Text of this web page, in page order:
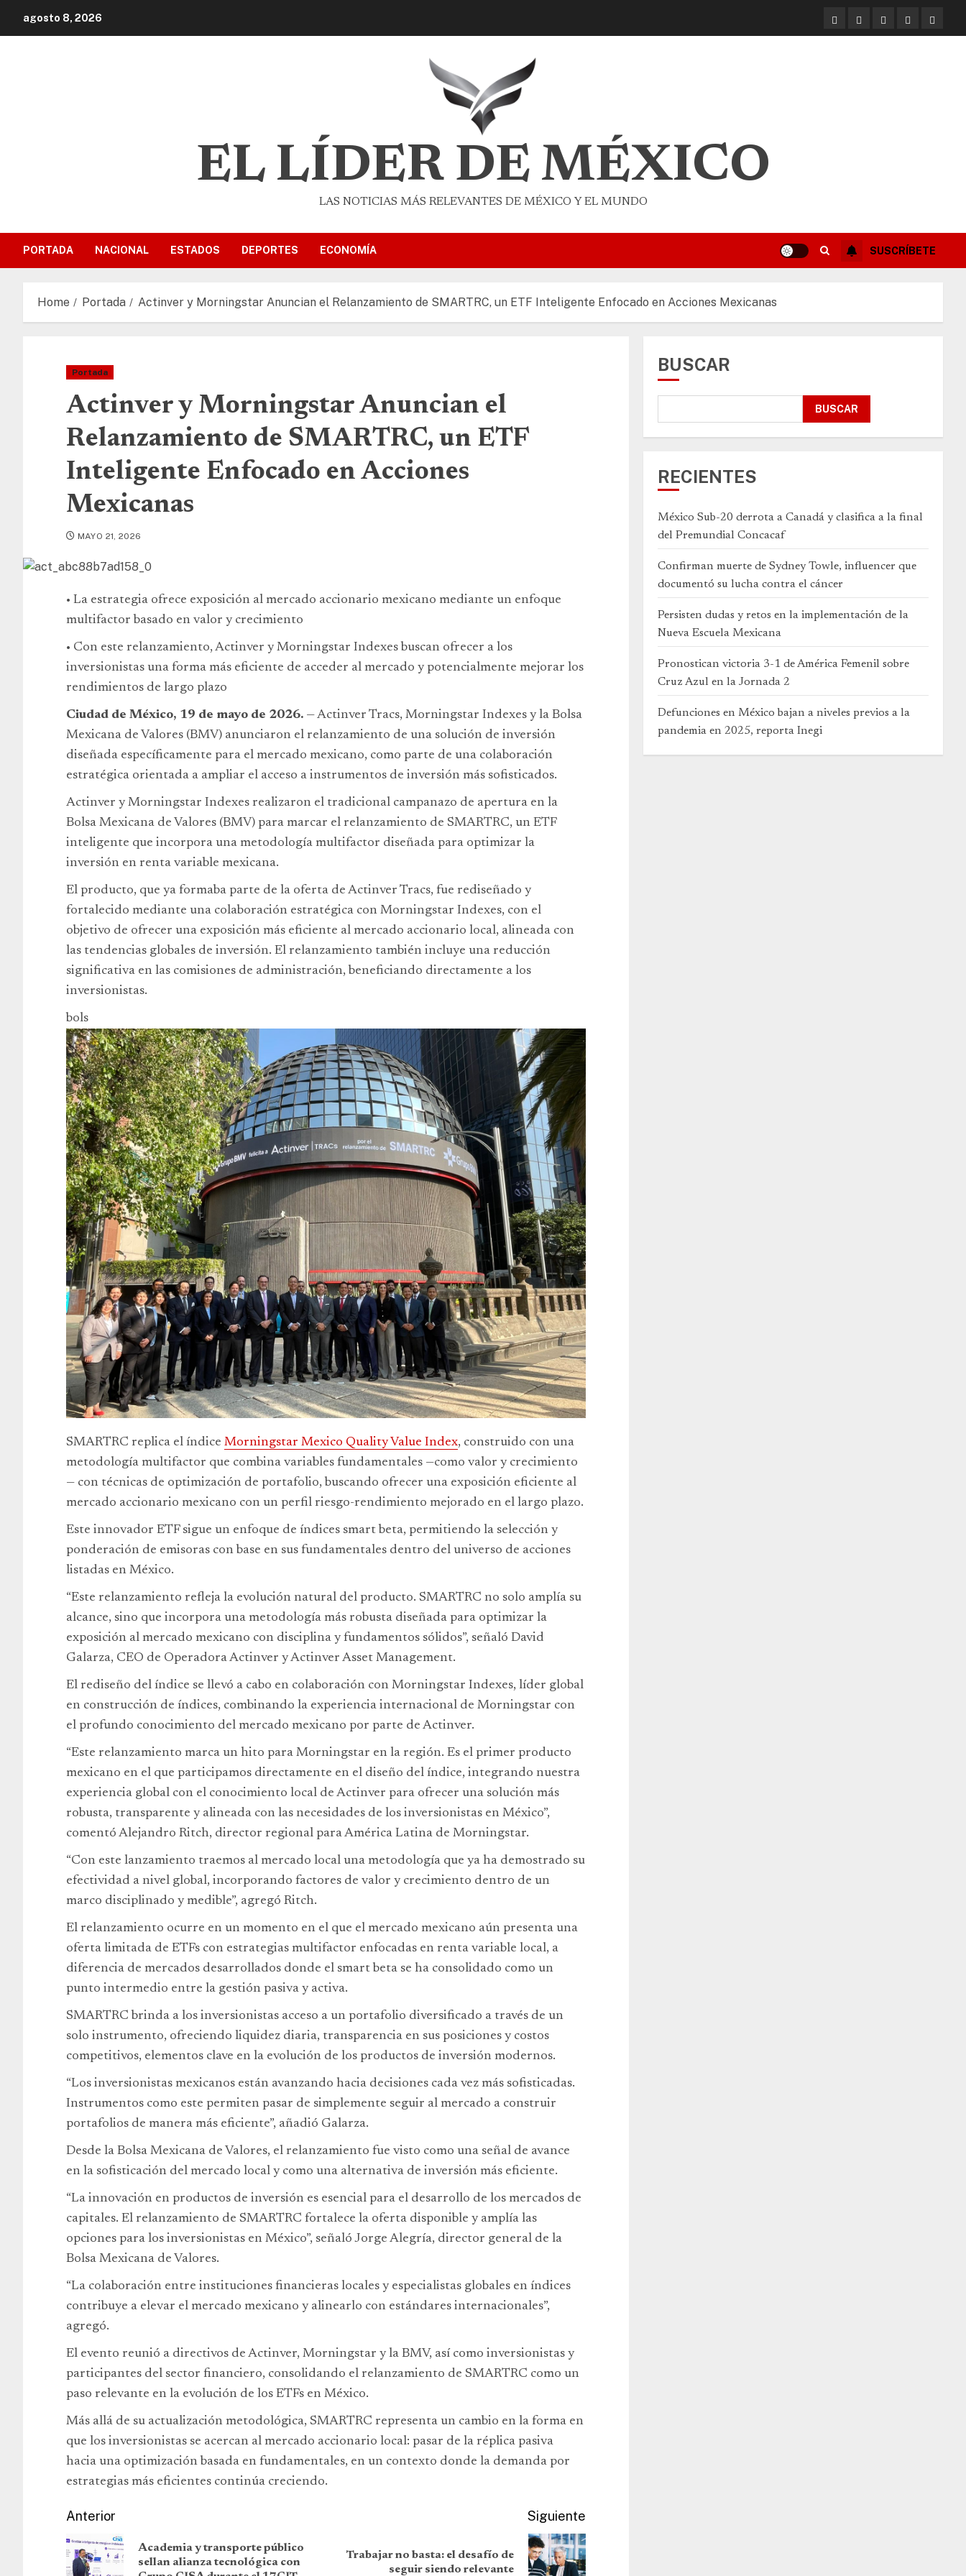
agosto 8, 2026
EL LÍDER DE MÉXICO
LAS NOTICIAS MÁS RELEVANTES DE MÉXICO Y EL MUNDO
PORTADA NACIONAL ESTADOS DEPORTES ECONOMÍA SUSCRÍBETE
Home Portada Actinver y Morningstar Anuncian el Relanzamiento de SMARTRC, un ETF Inteligente Enfocado en Acciones Mexicanas
Portada
Actinver y Morningstar Anuncian el
Relanzamiento de SMARTRC, un ETF
Inteligente Enfocado en Acciones
Mexicanas
MAYO 21, 2026
• La estrategia ofrece exposición al mercado accionario mexicano mediante un enfoque
multifactor basado en valor y crecimiento
• Con este relanzamiento, Actinver y Morningstar Indexes buscan ofrecer a los
inversionistas una forma más eficiente de acceder al mercado y potencialmente mejorar los
rendimientos de largo plazo
Ciudad de México, 19 de mayo de 2026. — Actinver Tracs, Morningstar Indexes y la Bolsa
Mexicana de Valores (BMV) anunciaron el relanzamiento de una solución de inversión
diseñada específicamente para el mercado mexicano, como parte de una colaboración
estratégica orientada a ampliar el acceso a instrumentos de inversión más sofisticados.
Actinver y Morningstar Indexes realizaron el tradicional campanazo de apertura en la
Bolsa Mexicana de Valores (BMV) para marcar el relanzamiento de SMARTRC, un ETF
inteligente que incorpora una metodología multifactor diseñada para optimizar la
inversión en renta variable mexicana.
El producto, que ya formaba parte de la oferta de Actinver Tracs, fue rediseñado y
fortalecido mediante una colaboración estratégica con Morningstar Indexes, con el
objetivo de ofrecer una exposición más eficiente al mercado accionario local, alineada con
las tendencias globales de inversión. El relanzamiento también incluye una reducción
significativa en las comisiones de administración, beneficiando directamente a los
inversionistas.
bols
SMARTRC replica el índice Morningstar Mexico Quality Value Index, construido con una
metodología multifactor que combina variables fundamentales —como valor y crecimiento
— con técnicas de optimización de portafolio, buscando ofrecer una exposición eficiente al
mercado accionario mexicano con un perfil riesgo-rendimiento mejorado en el largo plazo.
Este innovador ETF sigue un enfoque de índices smart beta, permitiendo la selección y
ponderación de emisoras con base en sus fundamentales dentro del universo de acciones
listadas en México.
“Este relanzamiento refleja la evolución natural del producto. SMARTRC no solo amplía su
alcance, sino que incorpora una metodología más robusta diseñada para optimizar la
exposición al mercado mexicano con disciplina y fundamentos sólidos”, señaló David
Galarza, CEO de Operadora Actinver y Actinver Asset Management.
El rediseño del índice se llevó a cabo en colaboración con Morningstar Indexes, líder global
en construcción de índices, combinando la experiencia internacional de Morningstar con
el profundo conocimiento del mercado mexicano por parte de Actinver.
“Este relanzamiento marca un hito para Morningstar en la región. Es el primer producto
mexicano en el que participamos directamente en el diseño del índice, integrando nuestra
experiencia global con el conocimiento local de Actinver para ofrecer una solución más
robusta, transparente y alineada con las necesidades de los inversionistas en México”,
comentó Alejandro Ritch, director regional para América Latina de Morningstar.
“Con este lanzamiento traemos al mercado local una metodología que ya ha demostrado su
efectividad a nivel global, incorporando factores de valor y crecimiento dentro de un
marco disciplinado y medible”, agregó Ritch.
El relanzamiento ocurre en un momento en el que el mercado mexicano aún presenta una
oferta limitada de ETFs con estrategias multifactor enfocadas en renta variable local, a
diferencia de mercados desarrollados donde el smart beta se ha consolidado como un
punto intermedio entre la gestión pasiva y activa.
SMARTRC brinda a los inversionistas acceso a un portafolio diversificado a través de un
solo instrumento, ofreciendo liquidez diaria, transparencia en sus posiciones y costos
competitivos, elementos clave en la evolución de los productos de inversión modernos.
“Los inversionistas mexicanos están avanzando hacia decisiones cada vez más sofisticadas.
Instrumentos como este permiten pasar de simplemente seguir al mercado a construir
portafolios de manera más eficiente”, añadió Galarza.
Desde la Bolsa Mexicana de Valores, el relanzamiento fue visto como una señal de avance
en la sofisticación del mercado local y como una alternativa de inversión más eficiente.
“La innovación en productos de inversión es esencial para el desarrollo de los mercados de
capitales. El relanzamiento de SMARTRC fortalece la oferta disponible y amplía las
opciones para los inversionistas en México”, señaló Jorge Alegría, director general de la
Bolsa Mexicana de Valores.
“La colaboración entre instituciones financieras locales y especialistas globales en índices
contribuye a elevar el mercado mexicano y alinearlo con estándares internacionales”,
agregó.
El evento reunió a directivos de Actinver, Morningstar y la BMV, así como inversionistas y
participantes del sector financiero, consolidando el relanzamiento de SMARTRC como un
paso relevante en la evolución de los ETFs en México.
Más allá de su actualización metodológica, SMARTRC representa un cambio en la forma en
que los inversionistas se acercan al mercado accionario local: pasar de la réplica pasiva
hacia una optimización basada en fundamentales, en un contexto donde la demanda por
estrategias más eficientes continúa creciendo.
Anterior
Academia y transporte público
sellan alianza tecnológica con
Siguiente
Trabajar no basta: el desafío de
seguir siendo relevante
BUSCAR
BUSCAR
RECIENTES
México Sub-20 derrota a Canadá y clasifica a la final
del Premundial Concacaf
Confirman muerte de Sydney Towle, influencer que
documentó su lucha contra el cáncer
Persisten dudas y retos en la implementación de la
Nueva Escuela Mexicana
Pronostican victoria 3-1 de América Femenil sobre
Cruz Azul en la Jornada 2
Defunciones en México bajan a niveles previos a la
pandemia en 2025, reporta Inegi